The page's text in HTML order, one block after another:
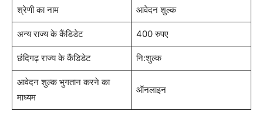
श्रेणी का नाम आवेदन शुल्क
अन्य राज्य के कैंडिडेट 400 रुपए
छंदिगढ़ राज्य के कैंडिडेट नि:शुल्क
आवेदन शुल्क भुगतान करने का
माध्यम
ऑनलाइन